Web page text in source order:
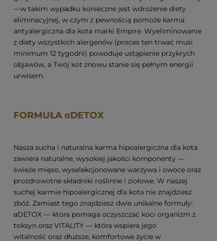
—w takim wypadku konieczne jest wdrożenie diety
eliminacyjnej, w czym z pewnością pomoże karma
antyalergiczna dla kota marki Empire. Wyeliminowanie
z diety wszystkich alergenów (proces ten trwać musi
minimum 12 tygodni) powoduje ustąpienie przykrych
objawów, a Twój kot znowu stanie się pełnym energii
urwisem.
FORMUŁA αDETOX
Nasza sucha i naturalna karma hipoalergiczna dla kota
zawiera naturalne, wysokiej jakości komponenty —
świeże mięso, wyselekcjonowane warzywa i owoce oraz
prozdrowotne składniki roślinne i ziołowe. W naszej
suchej karmie hipoalergicznej dla kota nie znajdziesz
zbóż. Zamiast tego znajdziesz dwie unikalne formuły:
αDETOX — która pomaga oczyszczać koci organizm z
toksyn oraz VITALITY — która wspiera jego
witalność oraz dłuższe, komfortowe życie w